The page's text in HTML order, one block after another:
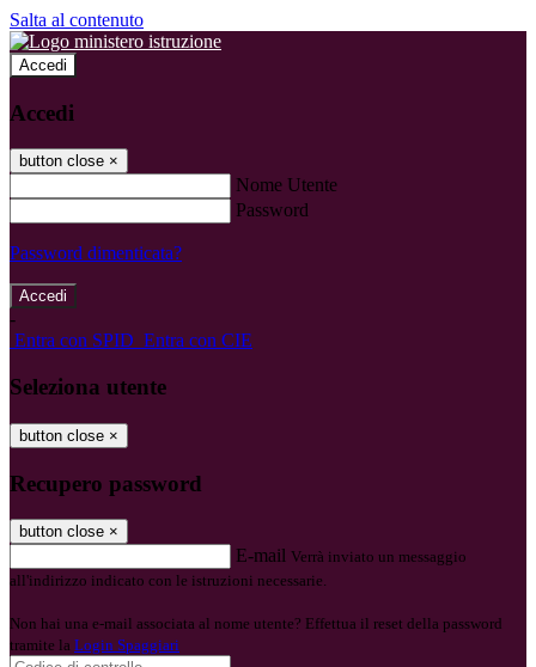
Salta al contenuto
Accedi
Accedi
button close ×
Nome Utente
Password
Password dimenticata?
-
Entra con SPID Entra con CIE
Seleziona utente
button close ×
Recupero password
button close ×
E-mail Verrà inviato un messaggio
all'indirizzo indicato con le istruzioni necessarie.
Non hai una e-mail associata al nome utente? Effettua il reset della password
tramite la Login Spaggiari